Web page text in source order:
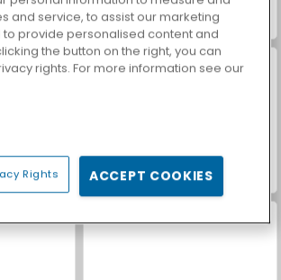
Puzzles Hidden Object: Street of Secrets
Royal Story
and service, to assist our marketing
provide personalised content and
the button on the right, you can
rights. For more information see our
Rights ACCEPT COOKIES